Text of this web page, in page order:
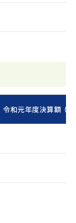
令和元年度決算額 （単